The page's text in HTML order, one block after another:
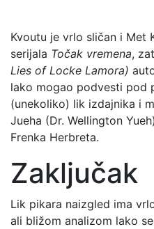
Kvoutu je vrlo sličan i Met
serijala Točak vremena,
Lies of Locke Lamora)
lako mogao podvesti pod
(unekoliko) lik izdajnika i
Jueha (Dr. Wellington
Frenka Herbreta.
Zaključak
Lik pikara naizgled ima
ali bližom analizom lako